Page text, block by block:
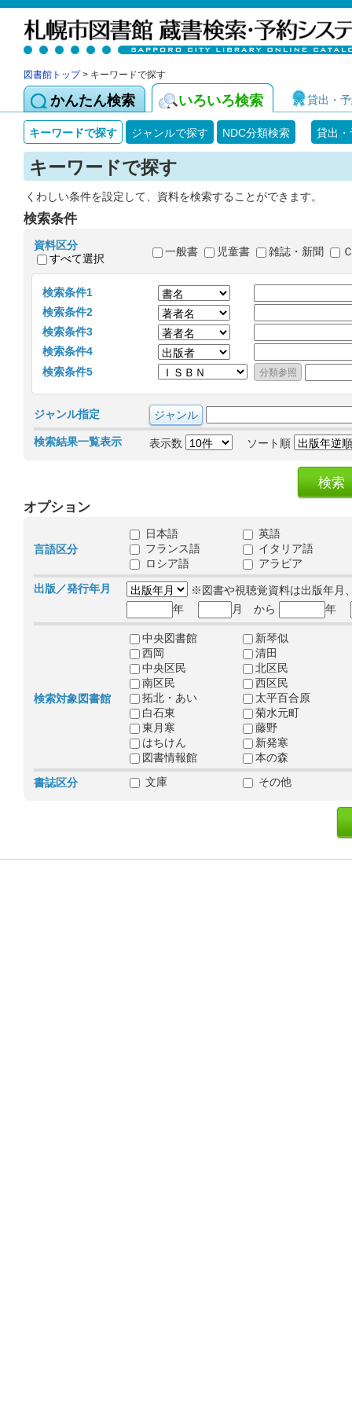
図書館トップ> キーワードで探す
かんたん検索 いろいろ検索 貸出・
キーワードで探す ジャンルで探す NDC分類検索 貸出
キーワードで探す
くわしい条件を設定して、資料を検索することができます。
検索条件
資料区分
すべて選択
一般書 児童書 雑誌・新聞
検索条件1
検索条件2
検索条件3
検索条件4
検索条件5
ジャンル指定
検索結果一覧表示 表示数 ソート順
オプション
言語区分
日本語
英語
フランス語
イタリア語
ロシア語
アラビア
出版／発行年月
※図書や視聴覚資料は出版年月
年
月 から 年
検索対象図書館
中央図書館
新琴似
西岡
清田
中央区民
北区民
南区民
西区民
拓北・あい
太平百合原
白石東
菊水元町
東月寒
藤野
はちけん
新発寒
図書情報館
本の森
書誌区分
文庫 その他